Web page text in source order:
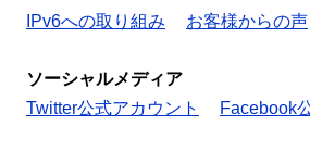
IPv6への取り組み
お客様からの声
ソーシャルメディア
Twitter公式アカウント
Facebook